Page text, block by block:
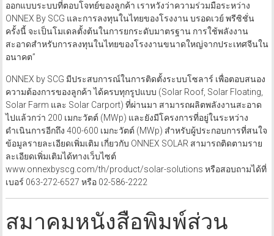
ออกแบบระบบที่ตอบโจทย์ของลูกค้า เราหวังว่าความร่วมมือระหว่าง
ONNEX By SCG และการลงทุนในไทยของโรงงาน บรอดเวย์ พรีซิชั่น
ครั้งนี้ จะเป็นโมเดลตั้งต้นในการยกระดับมาตรฐาน การใช้พลังงาน
สะอาดสำหรับการลงทุนในไทยของโรงงานขนาดใหญ่จากประเทศจีนใน
อนาคต”
ONNEX by SCG มีประสบการณ์ในการติดตั้งระบบโซลาร์ เพื่อตอบสนอง
ความต้องการของลูกค้า ได้ครบทุกรูปแบบ (Solar Roof, Solar Floating,
Solar Farm และ Solar Carport) ที่ผ่านมา สามารถผลิตพลังงานสะอาด
ไปแล้วกว่า 200 เมกะวัตต์ (MWp) และยังมีโครงการที่อยู่ในระหว่าง
ดำเนินการอีกถึง 400-600 เมกะวัตต์ (MWp) สำหรับผู้ประกอบการที่สนใจ
ข้อมูลรายละเอียดเพิ่มเติม เกี่ยวกับ ONNEX SOLAR สามารถติดตามราย
ละเอียดเพิ่มเติมได้ทางเว็บไซต์
www.onnexbyscg.com/th/product/solar-solutions หรือสอบถามได้ที่
เบอร์ 063-272-6527 หรือ 02-586-2222
สมาคมหนังสือพิมพ์ส่วน